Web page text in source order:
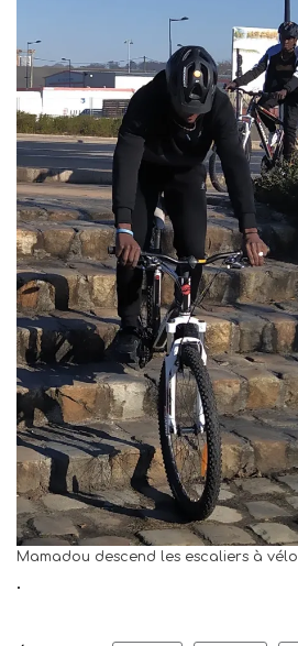
Mamadou descend les escaliers à vélo
.